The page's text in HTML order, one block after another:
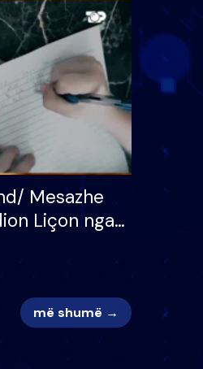
letër divorci
Mesazhe
Liçon nga
më shumë →